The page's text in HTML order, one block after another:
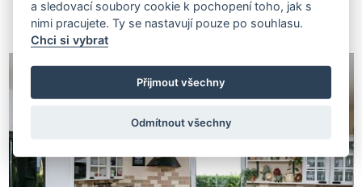
a sledovací soubory cookie k pochopení toho, jak s
nimi pracujete. Ty se nastavují pouze po souhlasu.
Chci si vybrat
Přijmout všechny
Odmítnout všechny